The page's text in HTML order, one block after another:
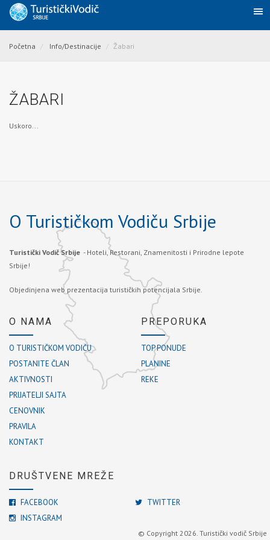
Početna Info/Destinacije Žabari
ŽABARI
Uskoro...
O Turističkom Vodiču Srbije
Turistički Vodič Srbije - Hoteli, Restorani, Znamenitosti i Prirodne lepote
Srbije!
Objedinjena web prezentacija turističkih potencijala Srbije.
O NAMA
O TURISTIČKOM VODIČU
POSTANITE ČLAN
AKTIVNOSTI
PRIJATELJI SAJTA
CENOVNIK
PRAVILA
KONTAKT
PREPORUKA
TOP PONUDE
PLANINE
REKE
DRUŠTVENE MREŽE
FACEBOOK
TWITTER
INSTAGRAM
© Copyright 2026. Turistički vodič Srbije